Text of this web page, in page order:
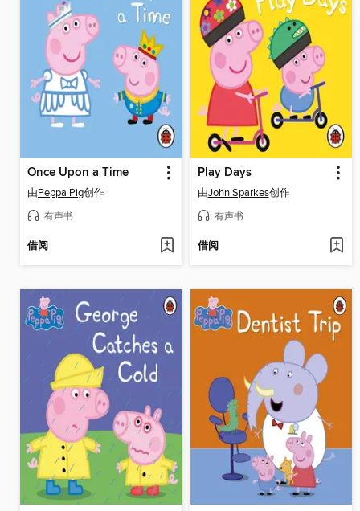
Once Upon a Time
由Peppa Pig创作
有声书
借阅
Play Days
由John Sparkes创作
有声书
借阅